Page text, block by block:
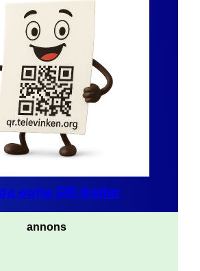
egna QR-koder
annons